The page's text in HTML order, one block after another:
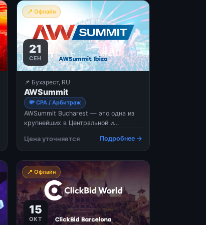
📍 Офлайн
21
СЕН
📌 Бухарест, RU
AWSummit
💸 CPA / Арбитраж
AWSummit Bucharest — это одна из
крупнейших в Центральной и
целиком посвященная партнерскому
маркетингу (affiliate marketing),
монетизации цифрового трафика и
созданию контента. Мероприятие
проводится с 2014 года и с
Цена уточняется Подробнее →
📍 Офлайн
15
ОКТ